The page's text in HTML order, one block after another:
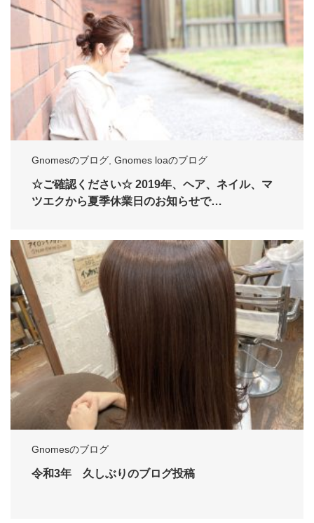
Gnomesのブログ Gnomes loaのブログ
☆ご確認ください☆ 2019年、ヘア、ネイル、マ
ツエクから夏季休業日のお知らせで…
Gnomesのブログ
令和3年 久しぶりのブログ投稿